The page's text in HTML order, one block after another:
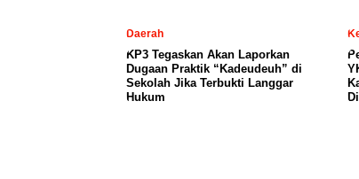
Daerah
KP3 Tegaskan Akan Laporkan
Dugaan Praktik “Kadeudeuh” di
Sekolah Jika Terbukti Langgar
Hukum